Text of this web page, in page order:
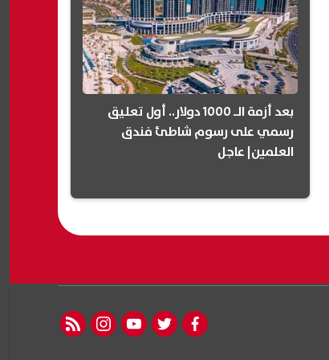
بعد أزمة الـ 1000 دولار.. أول تعليق
رسمي على رسوم شاطئ فندق
العلمين| عاجل
facebook
twitter
youtube
instagram
rss feed